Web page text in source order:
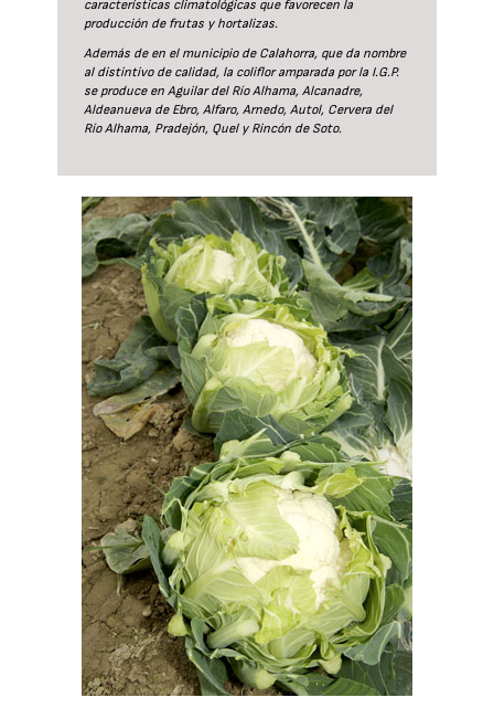
características climatológicas que favorecen la
producción de frutas y hortalizas.
Además de en el municipio de Calahorra, que da nombre
al distintivo de calidad, la coliflor amparada por la I.G.P.
se produce en Aguilar del Río Alhama, Alcanadre,
Aldeanueva de Ebro, Alfaro, Arnedo, Autol, Cervera del
Río Alhama, Pradejón, Quel y Rincón de Soto.